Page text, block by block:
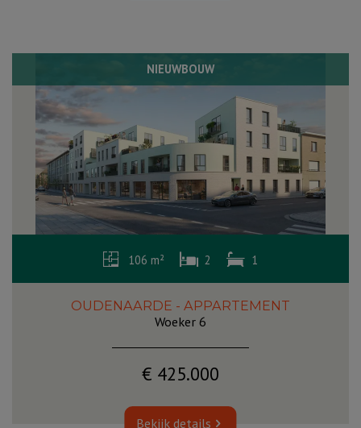
NIEUWBOUW
106 m² 2 1
OUDENAARDE - APPARTEMENT
Woeker 6
€ 425.000
Bekijk details